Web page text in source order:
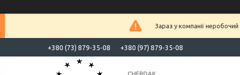
Зараз у компанії
+380 (73) 879-35-08 +380 (97) 879-35-08
CHERDAK